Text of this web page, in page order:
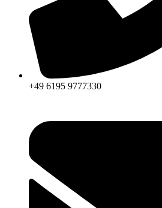
+49 6195 9777330